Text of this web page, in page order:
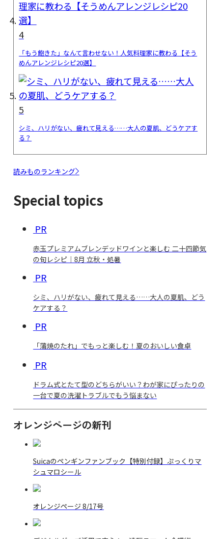
4
「もう飽きた」なんて言わせない！人気料理家に教わる【そう
めんアレンジレシピ20選】
5
シミ、ハリがない、疲れて見える……大人の夏肌、どうケアす
る？
読みものランキング
Special topics
PR
赤玉プレミアムブレンデッドワインと楽しむ 二十四節気
の旬レシピ｜8月 立秋・処暑
PR
シミ、ハリがない、疲れて見える……大人の夏肌、どう
ケアする？
PR
「蒲焼のたれ」でもっと楽しむ！夏のおいしい食卓
PR
ドラム式とたて型のどちらがいい？わが家にぴったりの
一台で夏の洗濯トラブルでもう悩まない
オレンジページの新刊
Suicaのペンギンファンブック【特別付録】ぷっくりマ
シュマロシール
オレンジページ 8/17号